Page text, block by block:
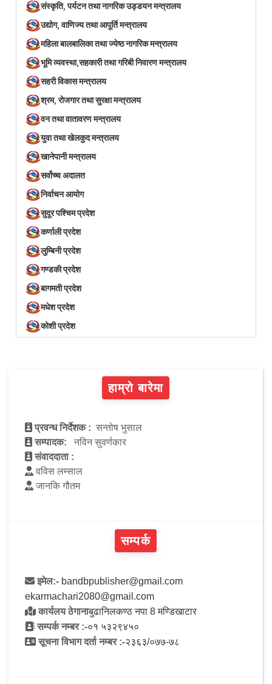
संस्कृति, पर्यटन तथा नागरिक उड्डयन मन्त्रालय
उद्योग, वाणिज्य तथा आपूर्ति मन्त्रालय
महिला बालबालिका तथा ज्येष्ठ नागरिक मन्त्रालय
भूमि व्यवस्था,सहकारी तथा गरिबी निवारण मन्त्रालय
सहरी विकास मन्त्रालय
श्रम, रोजगार तथा सुरक्षा मन्त्रालय
वन तथा वातावरण मन्त्रालय
युवा तथा खेलकुद मन्त्रालय
खानेपानी मन्त्रालय
सर्वोच्च अदालत
निर्वाचन आयोग
सुदूर पश्चिम प्रदेश
कर्णाली प्रदेश
लुम्बिनी प्रदेश
गण्डकी प्रदेश
बागमती प्रदेश
मधेश प्रदेश
कोशी प्रदेश
हाम्रो बारेमा
प्रवन्ध निर्देशक : सन्तोष भुसाल
सम्पादक:
नविन सुवर्णकार
संवाददाता :
वविस लम्साल
जानकि गौतम
सम्पर्क
इमेल:- bandbpublisher@gmail.com
ekarmachari2080@gmail.com
कार्यलय ठेगानाबुढानिलकण्ठ नपा 8 मण्डिखाटार
सम्पर्क नम्बर :-०१ ५३२९४५०
सूचना विभाग दर्ता नम्बर :-२३६३/०७७-७८